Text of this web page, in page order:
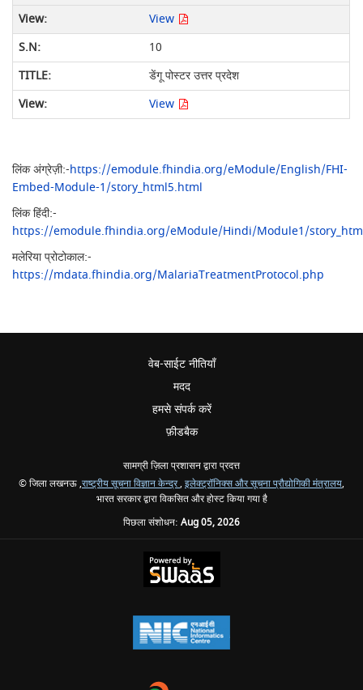
View
10
डेंगू पोस्टर उत्तर प्रदेश
View
लिंक अंग्रेज़ी:-https://emodule.fhindia.org/eModule/English/FHI-
Embed-Module-1/story_html5.html
लिंक हिंदी:-
https://emodule.fhindia.org/eModule/Hindi/Module1/
मलेरिया प्रोटोकाल:-
https://mdata.fhindia.org/MalariaTreatmentProtocol.php
वेब-साईट नीतियाँ
मदद
हमसे संपर्क करें
फ़ीडबैक
सामग्री ज़िला प्रशासन द्वारा प्रदत्त
© जिला लखनऊ ,राष्ट्रीय सूचना विज्ञान केन्द्र, इलेक्ट्रॉनिक्स और सूचना प्रौद्योगिकी मंत्रालय,
भारत सरकार द्वारा विकसित और होस्ट किया गया है
पिछला संशोधन: Aug 05, 2026